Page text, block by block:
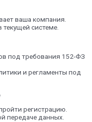
ваша компания.
системе.
под требования 152-ФЗ
и регламенты под
регистрацию.
передаче данных.